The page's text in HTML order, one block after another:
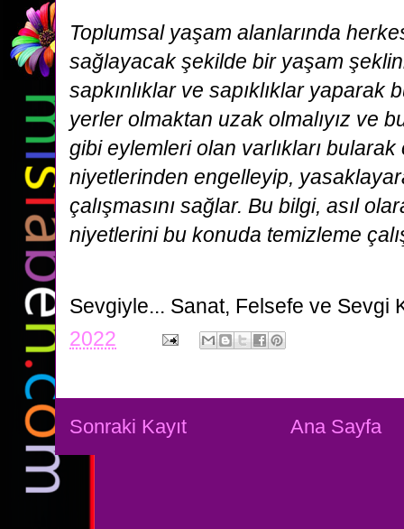
Toplumsal yaşam alanlarında
sağlayacak şekilde bir yaşam
sapkınlıklar ve sapıklıklar yaparak
yerler olmaktan uzak olmalıyız ve
gibi eylemleri olan varlıkları bularak
niyetlerinden engelleyip,
çalışmasını sağlar. Bu bilgi, asıl
niyetlerini bu konuda temizleme
Sevgiyle... Sanat, Felsefe ve Sevgi
2022
Sonraki Kayıt Ana Sayfa